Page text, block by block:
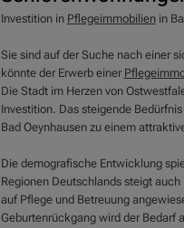
Investition in Pflegeimmobilienin
Sie sind auf der Suche nach einer
könnte der Erwerb einer
Die Stadt im Herzen von
Investition. Das steigende
Bad Oeynhausen zu einem
Die demografische Entwicklung
Regionen Deutschlands steigt
auf Pflege und Betreuung
Geburtenrückgang wird der Bedarf